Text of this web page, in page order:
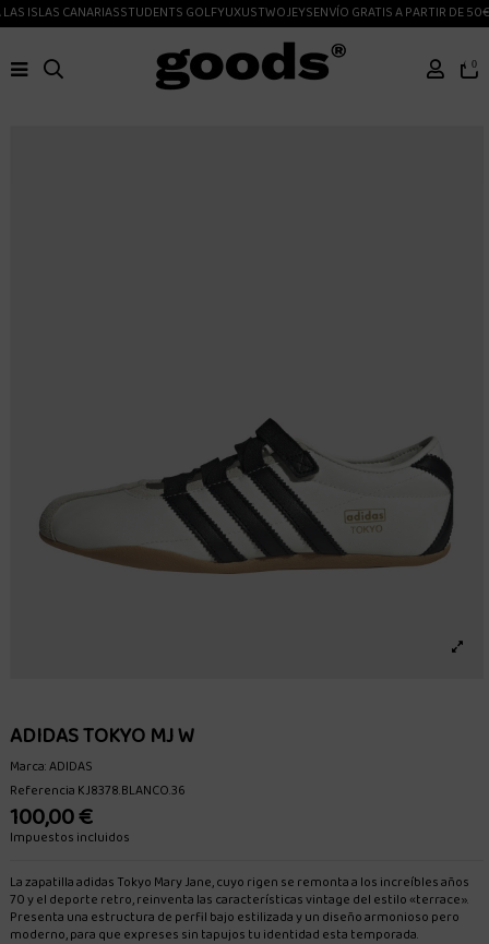
ISLAS CANARIASSTUDENTS GOLFYUXUSTWOJEYSENVÍO GRATIS A PARTIR DE 50€
0
ADIDAS TOKYO MJ W
Marca:ADIDAS
ReferenciaKJ8378.BLANCO.36
100,00 €
Impuestos incluidos
La zapatilla adidas Tokyo Mary Jane, cuyo rigen se remonta a los increíbles años
70 y el deporte retro, reinventa las características vintage del estilo «terrace».
Presenta una estructura de perfil bajo estilizada y un diseño armonioso pero
moderno, para que expreses sin tapujos tu identidad esta temporada.